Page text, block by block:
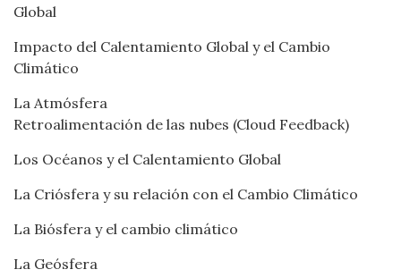
Global
Impacto del Calentamiento Global y el Cambio
Climático
La Atmósfera
Retroalimentación de las nubes (Cloud Feedback)
Los Océanos y el Calentamiento Global
La Criósfera y su relación con el Cambio Climático
La Biósfera y el cambio climático
La Geósfera